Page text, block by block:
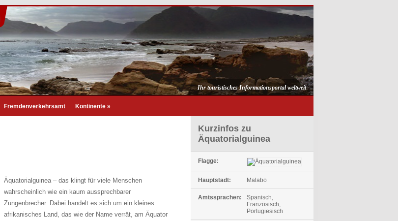
Ihr touristisches Informationsportal weltweit
Fremdenverkehrsamt Kontinente »
Äquatorialguinea – das klingt für viele Menschen
wahrscheinlich wie ein kaum aussprechbarer
Zungenbrecher. Dabei handelt es sich um ein kleines
afrikanisches Land, das wie der Name verrät, am Äquator
Kurzinfos zu
Äquatorialguinea
Flagge:
Hauptstadt: Malabo
Amtssprachen:
Spanisch,
Französisch,
Portugiesisch